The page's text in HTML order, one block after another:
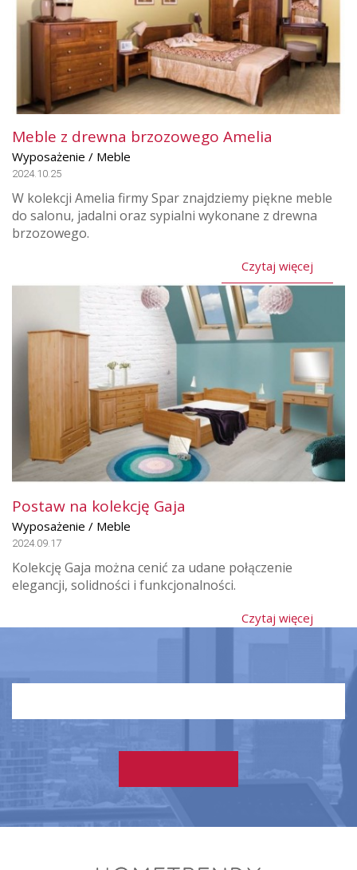
Meble z drewna brzozowego Amelia
Wyposażenie / Meble
2024.10.25
W kolekcji Amelia firmy Spar znajdziemy piękne meble
do salonu, jadalni oraz sypialni wykonane z drewna
brzozowego.
Czytaj więcej
Postaw na kolekcję Gaja
Wyposażenie / Meble
2024.09.17
Kolekcję Gaja można cenić za udane połączenie
elegancji, solidności i funkcjonalności.
Czytaj więcej